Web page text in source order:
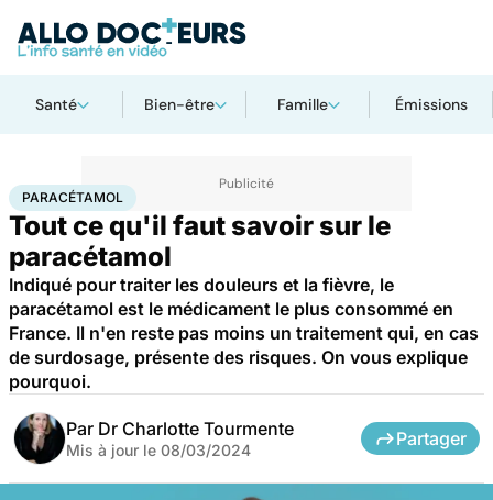
Santé Bien-être Famille Émissions
AccueilSantéMédicaments Paracétamol
PARACÉTAMOL
Tout ce qu'il faut savoir sur le
paracétamol
Indiqué pour traiter les douleurs et la fièvre, le
paracétamol est le médicament le plus consommé en
France. Il n'en reste pas moins un traitement qui, en cas
de surdosage, présente des risques. On vous explique
pourquoi.
Par Dr Charlotte Tourmente
Mis à jour le 08/03/2024
Partager